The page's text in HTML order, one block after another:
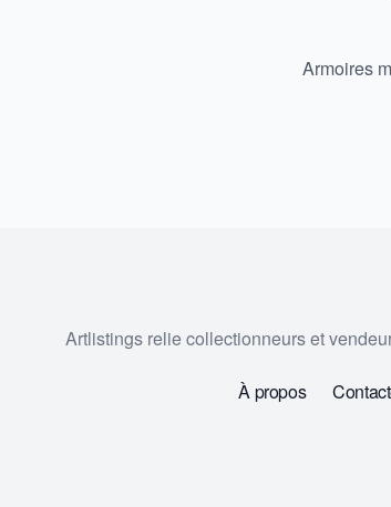
Armoires
Artlistings relie collectionneurs et
À propos